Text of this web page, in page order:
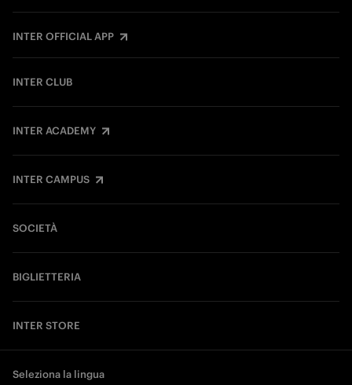
INTER OFFICIAL APP
INTER CLUB
INTER ACADEMY
INTER CAMPUS
SOCIETÀ
BIGLIETTERIA
INTER STORE
Seleziona la lingua